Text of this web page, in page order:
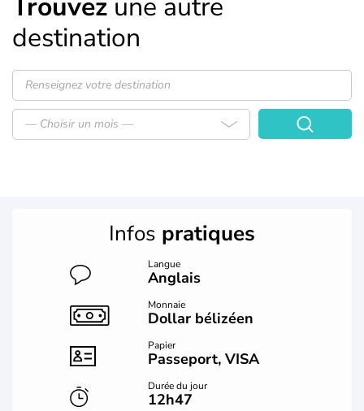
Trouvez une autre
destination
— Choisir un mois —
Infos pratiques
Langue
Anglais
Monnaie
Dollar bélizéen
Papier
Passeport, VISA
Durée du jour
12h47